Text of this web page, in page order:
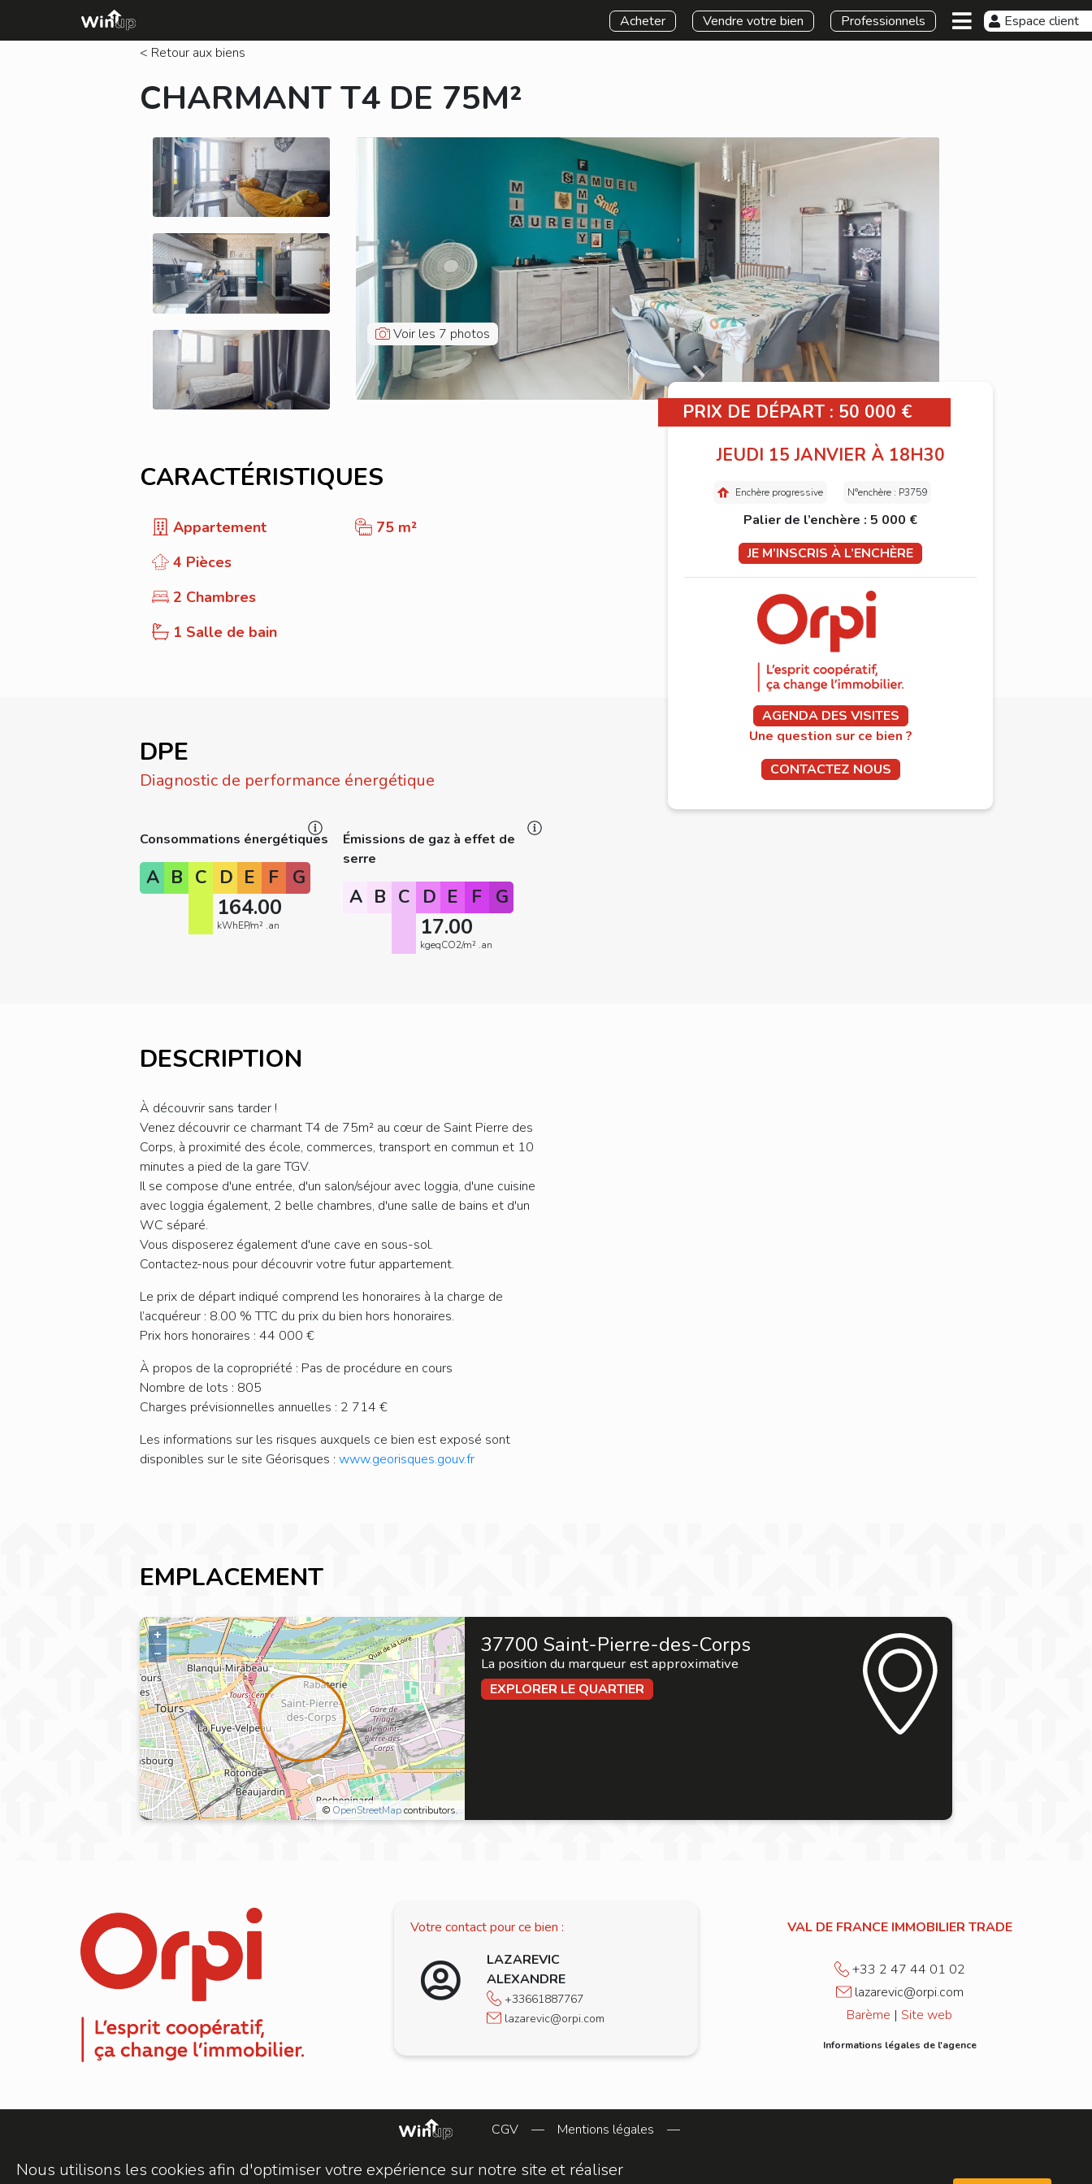
Acheter Vendre votre bien Professionnels
Espace client
< Retour aux biens
CHARMANT T4 DE 75M²
Voir les 7 photos
PRIX DE DÉPART : 50 000 €
JEUDI 15 JANVIER À 18H30
Enchère progressive N°enchère : P3759
Palier de l’enchère : 5 000 €
JE M’INSCRIS À L’ENCHÈRE
AGENDA DES VISITES
Une question sur ce bien ?
CONTACTEZ NOUS
CARACTÉRISTIQUES
Appartement
4 Pièces
2 Chambres
1 Salle de bain
75 m²
DPE
Diagnostic de performance énergétique
Consommations énergétiques
A B C D E F G
164.00
kWhEP/m² .an
Émissions de gaz à effet de
serre
A B C D E F G
17.00
kgeqCO2/m² .an
DESCRIPTION
À découvrir sans tarder !
Venez découvrir ce charmant T4 de 75m² au cœur de Saint Pierre des
Corps, à proximité des école, commerces, transport en commun et 10
minutes a pied de la gare TGV.
Il se compose d'une entrée, d'un salon/séjour avec loggia, d'une cuisine
avec loggia également, 2 belle chambres, d'une salle de bains et d'un
WC séparé.
Vous disposerez également d'une cave en sous-sol.
Contactez-nous pour découvrir votre futur appartement.
Le prix de départ indiqué comprend les honoraires à la charge de
l’acquéreur : 8.00 % TTC du prix du bien hors honoraires.
Prix hors honoraires : 44 000 €
À propos de la copropriété : Pas de procédure en cours
Nombre de lots : 805
Charges prévisionnelles annuelles : 2 714 €
Les informations sur les risques auxquels ce bien est exposé sont
disponibles sur le site Géorisques : www.georisques.gouv.fr
EMPLACEMENT
+
–
© OpenStreetMapcontributors.
37700 Saint-Pierre-des-Corps
La position du marqueur est approximative
EXPLORER LE QUARTIER
Votre contact pour ce bien :
LAZAREVIC
ALEXANDRE
+33661887767
lazarevic@orpi.com
VAL DE FRANCE IMMOBILIER TRADE
+33 2 47 44 01 02
lazarevic@orpi.com
Barème | Site web
Informations légales de l'agence
CGV — Mentions légales —
Nous utilisons les cookies afin d'optimiser votre expérience sur notre site et réaliser